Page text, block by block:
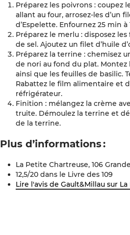
Préparez les poivrons : coupez
allant au four, arrosez-les d’un
d’Espelette. Enfournez 25 min à
Préparez le merlu : disposez
de sel. Ajoutez un filet d’huile
Préparez la terrine : chemisez
de nori au fond du plat. Montez
ainsi que les feuilles de basilic.
Rabattez le film alimentaire et
réfrigérateur.
Finition : mélangez la crème
truite. Démoulez la terrine et
de la terrine.
Plus d’informations :
La Petite Chartreuse, 106
12,5/20 dans le Livre des 109
Lire l'avis de Gault&Millau sur